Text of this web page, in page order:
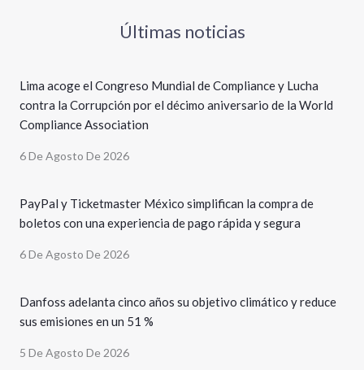
Últimas noticias
Lima acoge el Congreso Mundial de Compliance y Lucha
contra la Corrupción por el décimo aniversario de la World
Compliance Association
6 De Agosto De 2026
PayPal y Ticketmaster México simplifican la compra de
boletos con una experiencia de pago rápida y segura
6 De Agosto De 2026
Danfoss adelanta cinco años su objetivo climático y reduce
sus emisiones en un 51 %
5 De Agosto De 2026